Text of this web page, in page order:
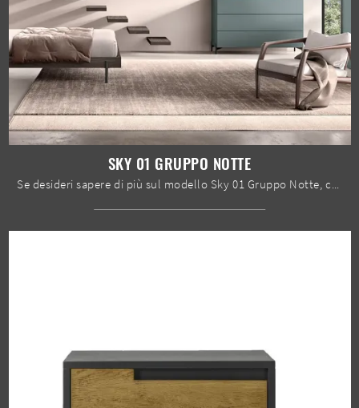
SKY 01 GRUPPO NOTTE
Se desideri sapere di più sul modello Sky 01 Gruppo Notte, clicca e scopri i Comodini e comò Spar ideali per la tua zona notte.